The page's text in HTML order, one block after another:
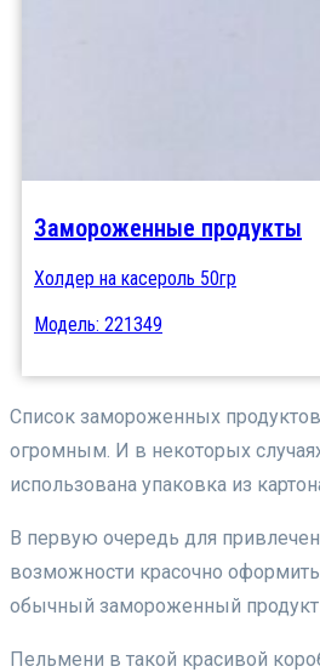
Замороженные продукты
Холдер на касероль 50гр
Модель: 221349
Список замороженных
огромным. И в некоторых
использована упаковка из
В первую очередь для
возможности красочно
обычный замороженный продукт
Пельмени в такой красивой